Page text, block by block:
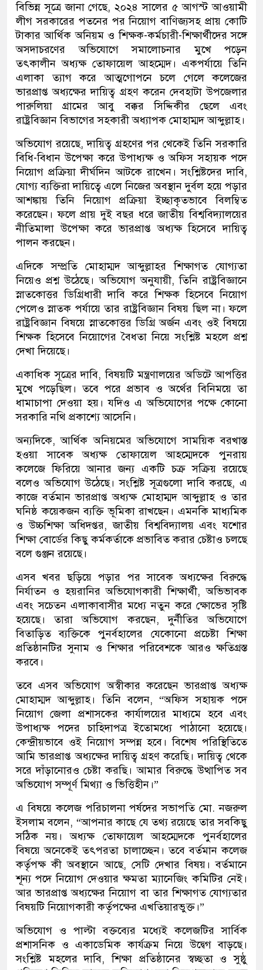
বিভিন্ন সূত্রে জানা গেছে, ২০২৪ সালের ৫ আগস্ট আওয়ামী
লীগ সরকারের পতনের পর নিয়োগ বাণিজ্যসহ প্রায় কোটি
টাকার আর্থিক অনিয়ম ও শিক্ষক-কর্মচারী-শিক্ষার্থীদের সঙ্গে
অসদাচরণের অভিযোগে সমালোচনার মুখে পড়েন
তৎকালীন অধ্যক্ষ তোফায়েল আহম্মেদ। একপর্যায়ে তিনি
এলাকা ত্যাগ করে আত্মগোপনে চলে গেলে কলেজের
ভারপ্রাপ্ত অধ্যক্ষের দায়িত্ব গ্রহণ করেন দেবহাটা উপজেলার
পারুলিয়া গ্রামের আবু বক্কর সিদ্দিকীর ছেলে এবং
রাষ্ট্রবিজ্ঞান বিভাগের সহকারী অধ্যাপক মোহাম্মদ আব্দুল্লাহ।
অভিযোগ রয়েছে, দায়িত্ব গ্রহণের পর থেকেই তিনি সরকারি
বিধি-বিধান উপেক্ষা করে উপাধ্যক্ষ ও অফিস সহায়ক পদে
নিয়োগ প্রক্রিয়া দীর্ঘদিন আটকে রাখেন। সংশ্লিষ্টদের দাবি,
যোগ্য ব্যক্তিরা দায়িত্বে এলে নিজের অবস্থান দুর্বল হয়ে পড়ার
আশঙ্কায় তিনি নিয়োগ প্রক্রিয়া ইচ্ছাকৃতভাবে বিলম্বিত
করেছেন। ফলে প্রায় দুই বছর ধরে জাতীয় বিশ্ববিদ্যালয়ের
নীতিমালা উপেক্ষা করে ভারপ্রাপ্ত অধ্যক্ষ হিসেবে দায়িত্ব
পালন করছেন।
এদিকে সম্প্রতি মোহাম্মদ আব্দুল্লাহর শিক্ষাগত যোগ্যতা
নিয়েও প্রশ্ন উঠেছে। অভিযোগ অনুযায়ী, তিনি রাষ্ট্রবিজ্ঞানে
স্নাতকোত্তর ডিগ্রিধারী দাবি করে শিক্ষক হিসেবে নিয়োগ
পেলেও স্নাতক পর্যায়ে তার রাষ্ট্রবিজ্ঞান বিষয় ছিল না। ফলে
রাষ্ট্রবিজ্ঞান বিষয়ে স্নাতকোত্তর ডিগ্রি অর্জন এবং ওই বিষয়ে
শিক্ষক হিসেবে নিয়োগের বৈধতা নিয়ে সংশ্লিষ্ট মহলে প্রশ্ন
দেখা দিয়েছে।
একাধিক সূত্রের দাবি, বিষয়টি মন্ত্রণালয়ের অডিটে আপত্তির
মুখে পড়েছিল। তবে পরে প্রভাব ও অর্থের বিনিময়ে তা
ধামাচাপা দেওয়া হয়। যদিও এ অভিযোগের পক্ষে কোনো
সরকারি নথি প্রকাশ্যে আসেনি।
অন্যদিকে, আর্থিক অনিয়মের অভিযোগে সাময়িক বরখাস্ত
হওয়া সাবেক অধ্যক্ষ তোফায়েল আহম্মেদকে পুনরায়
কলেজে ফিরিয়ে আনার জন্য একটি চক্র সক্রিয় রয়েছে
বলেও অভিযোগ উঠেছে। সংশ্লিষ্ট সূত্রগুলো দাবি করছে, এ
কাজে বর্তমান ভারপ্রাপ্ত অধ্যক্ষ মোহাম্মদ আব্দুল্লাহ ও তার
ঘনিষ্ঠ কয়েকজন ব্যক্তি ভূমিকা রাখছেন। এমনকি মাধ্যমিক
ও উচ্চশিক্ষা অধিদপ্তর, জাতীয় বিশ্ববিদ্যালয় এবং যশোর
শিক্ষা বোর্ডের কিছু কর্মকর্তাকে প্রভাবিত করার চেষ্টাও চলছে
বলে গুঞ্জন রয়েছে।
এসব খবর ছড়িয়ে পড়ার পর সাবেক অধ্যক্ষের বিরুদ্ধে
নির্যাতন ও হয়রানির অভিযোগকারী শিক্ষার্থী, অভিভাবক
এবং সচেতন এলাকাবাসীর মধ্যে নতুন করে ক্ষোভের সৃষ্টি
হয়েছে। তারা অভিযোগ করছেন, দুর্নীতির অভিযোগে
বিতাড়িত ব্যক্তিকে পুনর্বহালের যেকোনো প্রচেষ্টা শিক্ষা
প্রতিষ্ঠানটির সুনাম ও শিক্ষার পরিবেশকে আরও ক্ষতিগ্রস্ত
করবে।
তবে এসব অভিযোগ অস্বীকার করেছেন ভারপ্রাপ্ত অধ্যক্ষ
মোহাম্মদ আব্দুল্লাহ। তিনি বলেন, “অফিস সহায়ক পদে
নিয়োগ জেলা প্রশাসকের কার্যালয়ের মাধ্যমে হবে এবং
উপাধ্যক্ষ পদের চাহিদাপত্র ইতোমধ্যে পাঠানো হয়েছে।
কেন্দ্রীয়ভাবে ওই নিয়োগ সম্পন্ন হবে। বিশেষ পরিস্থিতিতে
আমি ভারপ্রাপ্ত অধ্যক্ষের দায়িত্ব গ্রহণ করেছি। দায়িত্ব থেকে
সরে দাঁড়ানোরও চেষ্টা করছি। আমার বিরুদ্ধে উত্থাপিত সব
অভিযোগ সম্পূর্ণ মিথ্যা ও ভিত্তিহীন।”
এ বিষয়ে কলেজ পরিচালনা পর্ষদের সভাপতি মো. নজরুল
ইসলাম বলেন, “আপনার কাছে যে তথ্য রয়েছে তার সবকিছু
সঠিক নয়। অধ্যক্ষ তোফায়েল আহম্মেদকে পুনর্বহালের
বিষয়ে অনেকেই তৎপরতা চালাচ্ছেন। তবে বর্তমান কলেজ
কর্তৃপক্ষ কী অবস্থানে আছে, সেটি দেখার বিষয়। বর্তমানে
শূন্য পদে নিয়োগ দেওয়ার ক্ষমতা ম্যানেজিং কমিটির নেই।
আর ভারপ্রাপ্ত অধ্যক্ষের নিয়োগ বা তার শিক্ষাগত যোগ্যতার
বিষয়টি নিয়োগকারী কর্তৃপক্ষের এখতিয়ারভুক্ত।”
অভিযোগ ও পাল্টা বক্তব্যের মধ্যেই কলেজটির সার্বিক
প্রশাসনিক ও একাডেমিক কার্যক্রম নিয়ে উদ্বেগ বাড়ছে।
সংশ্লিষ্ট মহলের দাবি, শিক্ষা প্রতিষ্ঠানের স্বচ্ছতা ও সুষ্ঠু